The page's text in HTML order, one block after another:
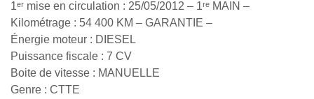
1ᵉʳ mise en circulation : 25/05/2012 – 1ʳᵉ MAIN –
Kilométrage : 54 400 KM – GARANTIE –
Énergie moteur : DIESEL
Puissance fiscale : 7 CV
Boite de vitesse : MANUELLE
Genre : CTTE